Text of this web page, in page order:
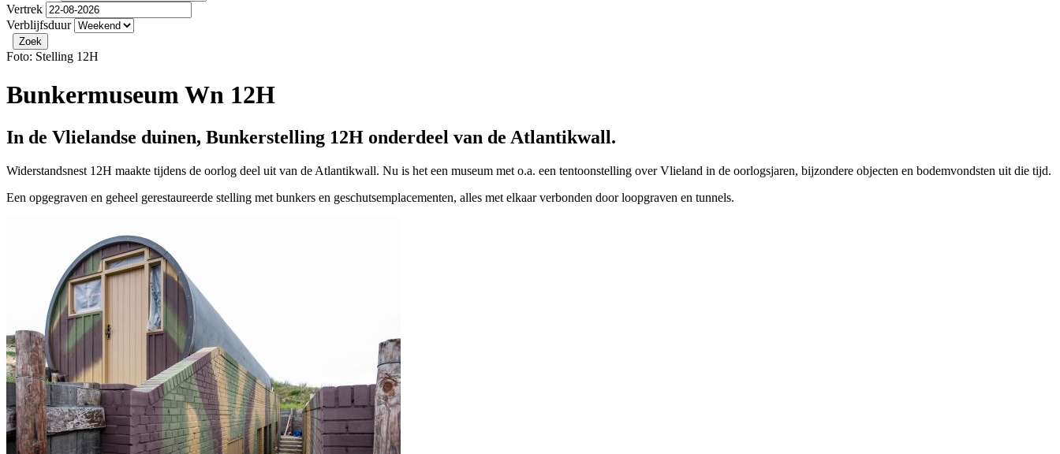
Vertrek
Verblijfsduur
Foto: Stelling 12H
Bunkermuseum Wn 12H
In de Vlielandse duinen, Bunkerstelling 12H onderdeel van de Atlantikwall.
Widerstandsnest 12H maakte tijdens de oorlog deel uit van de Atlantikwall. Nu is het een museum met o.a. een tentoonstelling over Vlieland in de oorlogsjaren, bijzondere objecten en bodemvondsten uit die tijd.
Een opgegraven en geheel gerestaureerde stelling met bunkers en geschutsemplacementen, alles met elkaar verbonden door loopgraven en tunnels.